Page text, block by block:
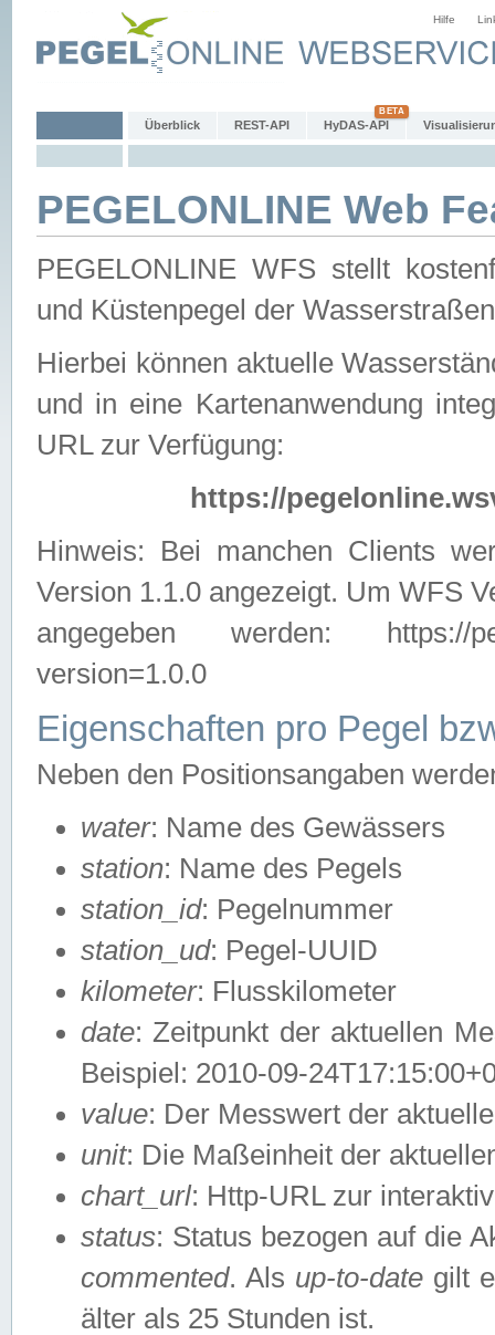
Hilfe
Überblick REST-API HyDAS-API
PEGELONLINE Web
PEGELONLINE WFS stellt
und Küstenpegel der
Hierbei können aktuelle
und in eine Kartenanwendung
URL zur Verfügung:
https://
Hinweis: Bei manchen Clients
Version 1.1.0 angezeigt. Um WFS
angegeben werden: https://
version=1.0.0
Eigenschaften pro Pegel
Neben den Positionsangaben
water: Name des Gewässers
station: Name des Pegels
station_id: Pegelnummer
station_ud: Pegel-UUID
kilometer: Flusskilometer
date: Zeitpunkt der aktuellen
Beispiel: 2010-09-
value: Der Messwert der
unit: Die Maßeinheit der
chart_url: Http-URL zur
status: Status bezogen auf die
commented. Als up-to-date gilt
älter als 25 Stunden ist.